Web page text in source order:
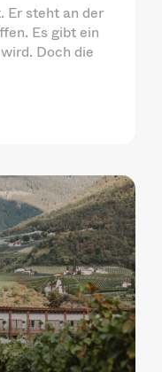
Er steht an der
Es gibt ein
Doch die